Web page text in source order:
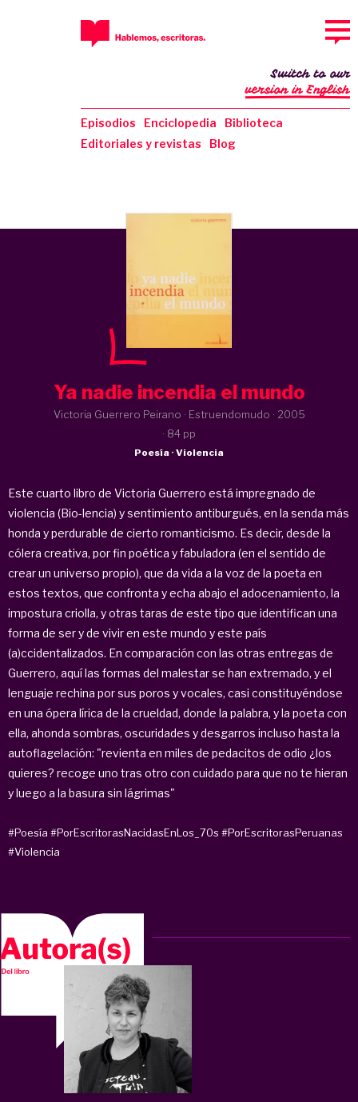
Episodios Enciclopedia
Biblioteca
Editoriales y revistas
Blog
Switch to our
version in English
Ya nadie incendia el mundo
Victoria Guerrero Peirano · Estruendomudo · 2005
· 84 pp
Poesía · Violencia
Este cuarto libro de Victoria Guerrero está impregnado de
violencia (Bio-lencia) y sentimiento antiburgués, en la senda más
honda y perdurable de cierto romanticismo. Es decir, desde la
cólera creativa, por fin poética y fabuladora (en el sentido de
crear un universo propio), que da vida a la voz de la poeta en
estos textos, que confronta y echa abajo el adocenamiento, la
impostura criolla, y otras taras de este tipo que identifican una
forma de ser y de vivir en este mundo y este país
(a)ccidentalizados. En comparación con las otras entregas de
Guerrero, aquí las formas del malestar se han extremado, y el
lenguaje rechina por sus poros y vocales, casi constituyéndose
en una ópera lírica de la crueldad, donde la palabra, y la poeta con
ella, ahonda sombras, oscuridades y desgarros incluso hasta la
autoflagelación: "revienta en miles de pedacitos de odio ¿los
quieres? recoge uno tras otro con cuidado para que no te hieran
y luego a la basura sin lágrimas"
#Poesía #PorEscritorasNacidasEnLos_70s #PorEscritorasPeruanas
#Violencia